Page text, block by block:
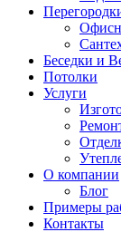
Беседки и
Потолки
Услуги
О компании
Блог
Примеры
Контакты